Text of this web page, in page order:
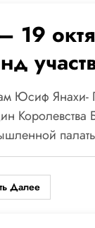
19
и
Юсиф Янахи-
Королевства
Далее